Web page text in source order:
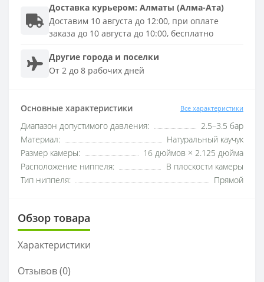
Доставка курьером: Алматы (Алма-Ата)
Доставим 10 августа до 12:00, при оплате
заказа до 10 августа до 10:00, бесплатно
Другие города и поселки
От 2 до 8 рабочих дней
Основные характеристики Все характеристики
Диапазон допустимого давления:
2.5–3.5 бар
Материал:
Натуральный каучук
Размер камеры:
16 дюймов × 2.125 дюйма
Расположение ниппеля:
В плоскости камеры
Тип ниппеля:
Прямой
Обзор товара
Характеристики
Отзывов (0)